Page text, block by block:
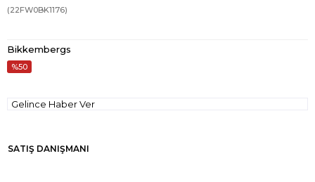
(22FW0BK1176)
Bikkembergs
50
Gelince Haber Ver
SATIŞ DANIŞMANI